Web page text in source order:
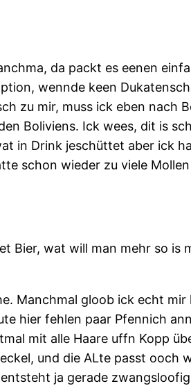
da packt es eenen
wennde keen
zu mir, muss ick eben nach
Boliviens. Ick wees, dit is
in Drink jeschüttet aber ick
schon wieder zu viele
Bier, wat will man mehr so is
Manchmal gloob ick echt
hier fehlen paar Pfennich
mit alle Haare uffn Kopp
und die ALte passt ooch
ja gerade zwangsloofig